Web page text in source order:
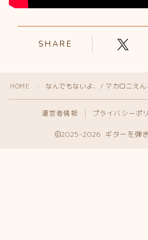
SHARE
HOME ＞ なんでもないよ、/ マカロニえん
運営者情報 プライバシーポ
2025–2026 ギターを弾